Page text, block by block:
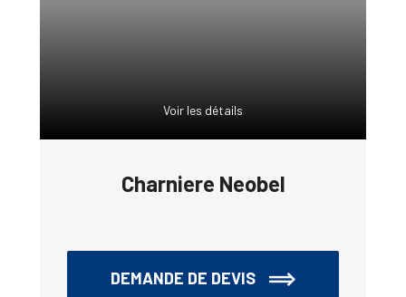
Voir les détails
Charniere Neobel
DEMANDE DE DEVIS